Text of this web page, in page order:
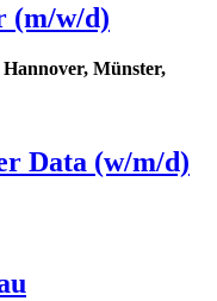
(m/w/d)
Hannover, Münster,
Data (w/m/d)